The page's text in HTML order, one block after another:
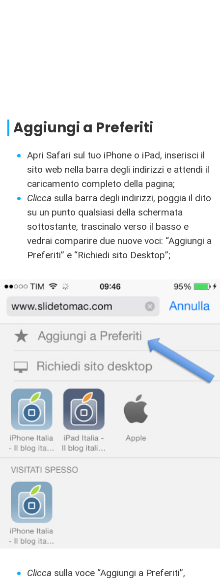
Aggiungi a Preferiti
Apri Safari sul tuo iPhone o iPad, inserisci il
sito web nella barra degli indirizzi e attendi il
caricamento completo della pagina;
Clicca sulla barra degli indirizzi, poggia il dito
su un punto qualsiasi della schermata
sottostante, trascinalo verso il basso e
vedrai comparire due nuove voci: “Aggiungi a
Preferiti” e “Richiedi sito Desktop”;
Clicca sulla voce “Aggiungi a Preferiti”,